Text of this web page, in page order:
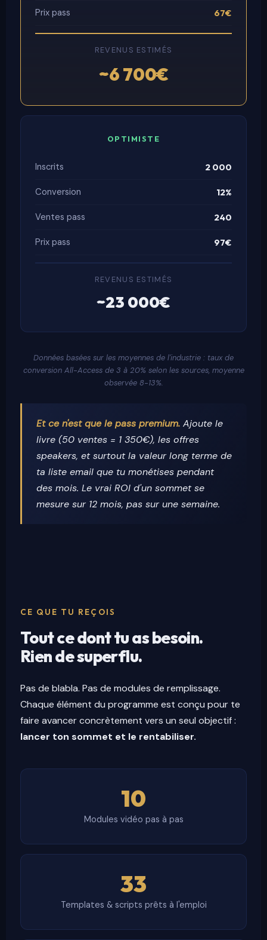
Prix pass 67€
REVENUS ESTIMÉS
~6 700€
OPTIMISTE
Inscrits 2 000
Conversion 12%
Ventes pass 240
Prix pass 97€
REVENUS ESTIMÉS
~23 000€
Données basées sur les moyennes de l'industrie : taux de
conversion All-Access de 3 à 20% selon les sources, moyenne
observée 8-13%.
Et ce n'est que le pass premium. Ajoute le
livre (50 ventes = 1 350€), les offres
speakers, et surtout la valeur long terme de
ta liste email que tu monétises pendant
des mois. Le vrai ROI d'un sommet se
mesure sur 12 mois, pas sur une semaine.
CE QUE TU REÇOIS
Tout ce dont tu as besoin.
Rien de superflu.
Pas de blabla. Pas de modules de remplissage.
Chaque élément du programme est conçu pour te
faire avancer concrètement vers un seul objectif :
lancer ton sommet et le rentabiliser.
10
Modules vidéo pas à pas
33
Templates & scripts prêts à l'emploi